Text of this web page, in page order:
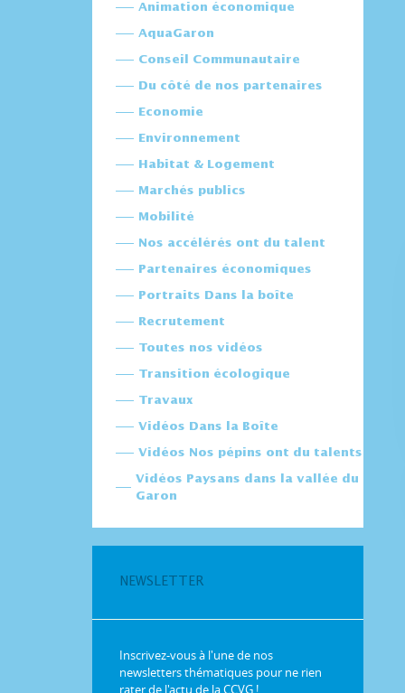
Animation économique
AquaGaron
Conseil Communautaire
Du côté de nos partenaires
Economie
Environnement
Habitat & Logement
Marchés publics
Mobilité
Nos accélérés ont du talent
Partenaires économiques
Portraits Dans la boîte
Recrutement
Toutes nos vidéos
Transition écologique
Travaux
Vidéos Dans la Boîte
Vidéos Nos pépins ont du talents
Vidéos Paysans dans la vallée du
Garon
NEWSLETTER
Inscrivez-vous à l'une de nos
newsletters thématiques pour ne rien
rater de l'actu de la CCVG !